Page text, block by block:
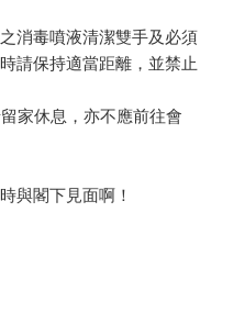
消毒噴液清潔雙手及必須
請保持適當距離，並禁止
家休息，亦不應前往會
與閣下見面啊！